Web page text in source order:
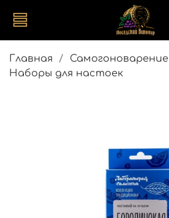
Главная Самогоноварение
Наборы для настоек